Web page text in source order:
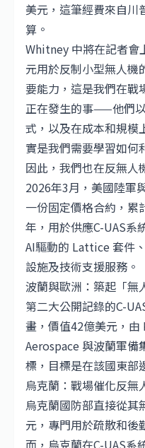
美元，這筆經費來自川
算。
Whitney 中將在記者會
元用於反制小型無人機
要能力，這是我們在戰
正在發生的事——他們
式，以及在成本和規模
實是我們需要學習如何
因此，我們也在反無人
2026年3月，美國陸軍
一份固定價格合約，累
年，用於供應C-UAS系
AI驅動的 Lattice 套件
設施及技術支援服務。
波蘭與歐洲：築起「無
第二大公開記錄的C-
畫，價值42億美元，
Aerospace 與波蘭軍備
標，目標是在該國東部
烏克蘭：戰場催化反無
烏克蘭國防部直接從其
元，專門用於疏散和後
而，烏克蘭在C-UAS系